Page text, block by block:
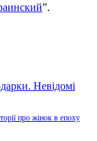
”.
про жінок в епоху